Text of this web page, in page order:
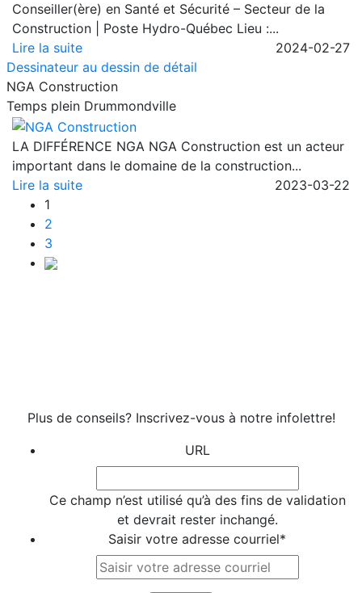
Conseiller(ère) en Santé et Sécurité – Secteur de la
Construction | Poste Hydro-Québec Lieu :...
Lire la suite
2024-02-27
Dessinateur au dessin de détail
NGA Construction
Temps plein Drummondville
LA DIFFÉRENCE NGA NGA Construction est un acteur
important dans le domaine de la construction...
Lire la suite
2023-03-22
1
2
3
Plus de conseils? Inscrivez-vous à notre infolettre!
URL
Ce champ n’est utilisé qu’à des fins de validation
et devrait rester inchangé.
Saisir votre adresse courriel*